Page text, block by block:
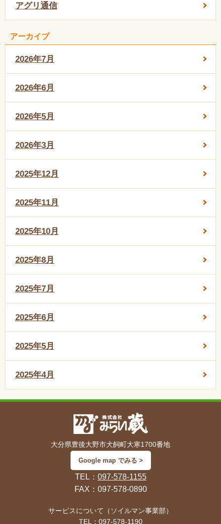
アグリ通信
アーカイブ
2026年7月
2026年6月
2026年5月
2026年3月
2025年12月
2025年11月
2025年10月
2025年8月
2025年7月
2025年6月
2025年5月
2025年4月
大分県豊後大野市犬飼町大寒1700番地
Google map でみる >
TEL： 097-578-1155
FAX：097-578-0890
サービスについて（ソイルマン事業部）
TEL： 097-578-1190